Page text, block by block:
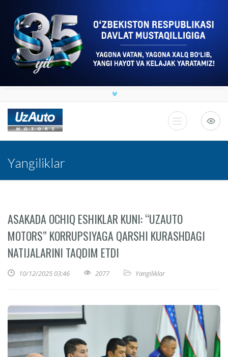
Yangiliklar
ASAKADA OCHIQ ESHIKLAR KUNI: “UZAUTO
MOTORS” KORRUPSIYAGA QARSHI KURASHDAGI
NATIJALARINI TAQDIM ETDI
10/12/2025 03:46 2077 Yangiliklar